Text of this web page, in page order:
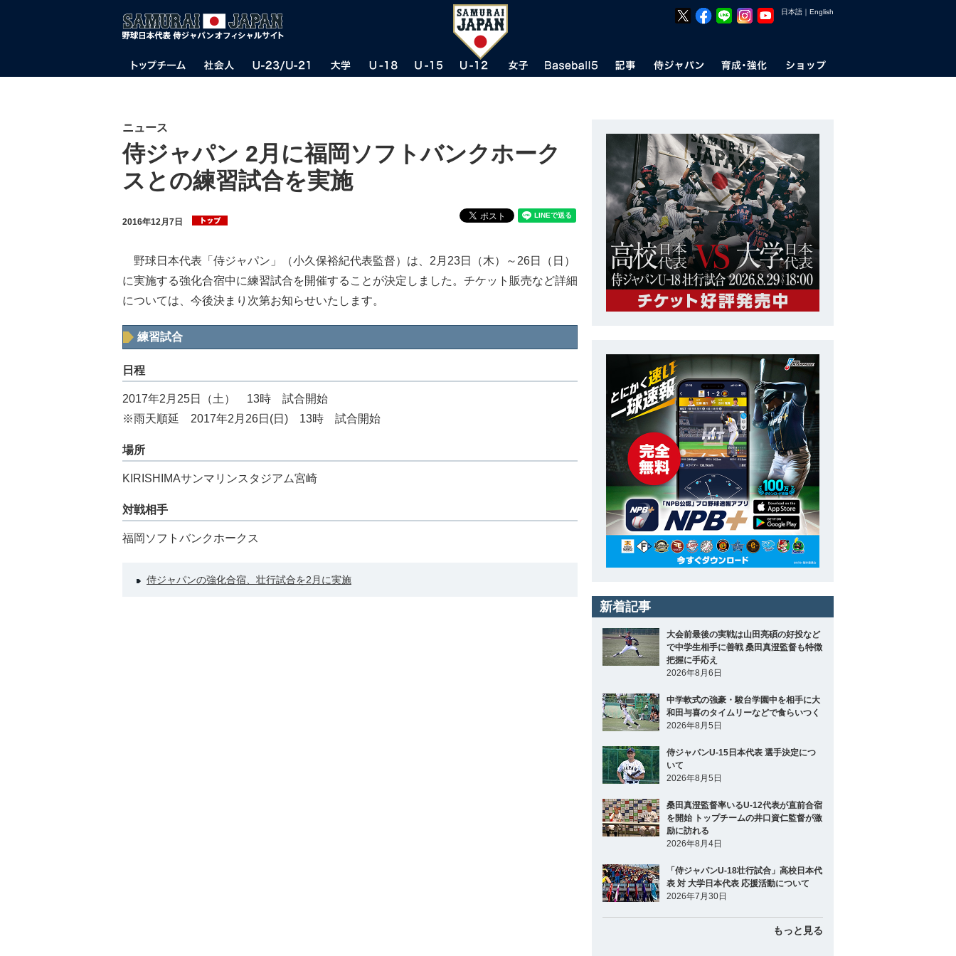
日本語 ｜ English
ニュース
侍ジャパン 2月に福岡ソフトバンクホーク
スとの練習試合を実施
2016年12月7日
野球日本代表「侍ジャパン」（小久保裕紀代表監督）は、2月23日（木）～26日（日）
に実施する強化合宿中に練習試合を開催することが決定しました。チケット販売など詳細
については、今後決まり次第お知らせいたします。
練習試合
日程
2017年2月25日（土） 13時 試合開始
※雨天順延 2017年2月26日(日) 13時 試合開始
場所
KIRISHIMAサンマリンスタジアム宮崎
対戦相手
福岡ソフトバンクホークス
侍ジャパンの強化合宿、壮行試合を2月に実施
新着記事
大会前最後の実戦は山田亮碩の好投など
で中学生相手に善戦 桑田真澄監督も特徴
把握に手応え
2026年8月6日
中学軟式の強豪・駿台学園中を相手に大
和田与喜のタイムリーなどで食らいつく
2026年8月5日
侍ジャパンU-15日本代表 選手決定につ
いて
2026年8月5日
桑田真澄監督率いるU-12代表が直前合宿
を開始 トップチームの井口資仁監督が激
励に訪れる
2026年8月4日
「侍ジャパンU-18壮行試合」高校日本代
表 対 大学日本代表 応援活動について
2026年7月30日
もっと見る